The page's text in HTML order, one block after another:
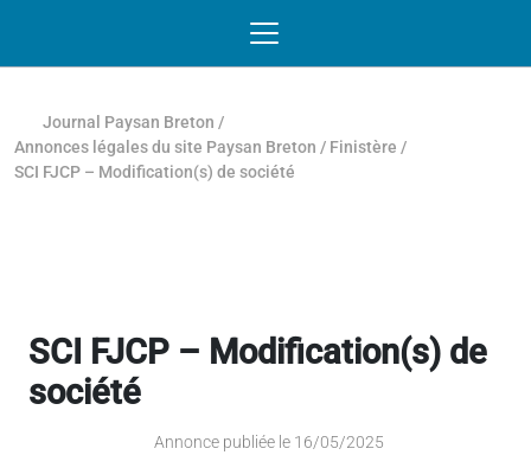
Journal Paysan Breton /
Annonces légales du site Paysan Breton / Finistère /
SCI FJCP – Modification(s) de société
SCI FJCP – Modification(s) de
société
Annonce publiée le 16/05/2025